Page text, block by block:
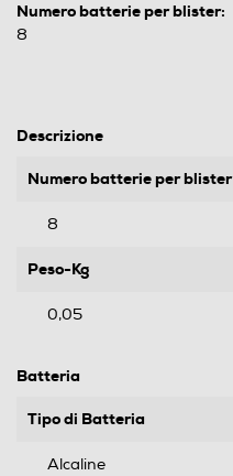
Numero batterie per blister:
8
Descrizione
Numero batterie per blister
8
Peso-Kg
0,05
Batteria
Tipo di Batteria
Alcaline